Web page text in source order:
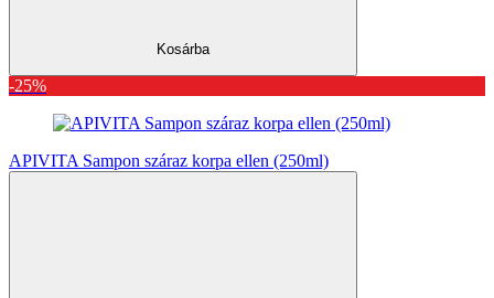
Kosárba
-25%
APIVITA Sampon száraz korpa ellen (250ml)